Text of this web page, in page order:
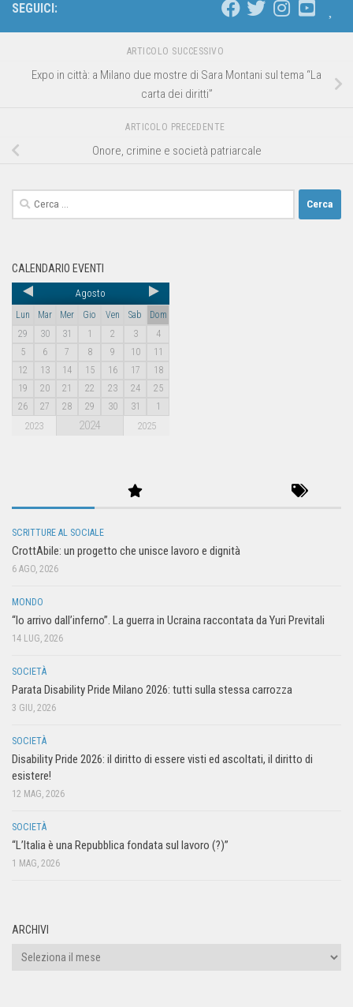
SEGUICI:
ARTICOLO SUCCESSIVO
Expo in città: a Milano due mostre di Sara Montani sul tema “La
carta dei diritti”
ARTICOLO PRECEDENTE
Onore, crimine e società patriarcale
CALENDARIO EVENTI
Agosto
Lun Mar Mer Gio Ven Sab
Dom
29
30 31 1 2 3
4
5
6 7 8 9 10
11
12
13 14 15 16 17
18
19
20 21 22 23 24
25
26
27 28 29 30 31 1
2023 2024 2025
SCRITTURE AL SOCIALE
CrottAbile: un progetto che unisce lavoro e dignità
6 AGO, 2026
MONDO
“Io arrivo dall’inferno”. La guerra in Ucraina raccontata da Yuri Previtali
14 LUG, 2026
SOCIETÀ
Parata Disability Pride Milano 2026: tutti sulla stessa carrozza
3 GIU, 2026
SOCIETÀ
Disability Pride 2026: il diritto di essere visti ed ascoltati, il diritto di
esistere!
12 MAG, 2026
SOCIETÀ
“L’Italia è una Repubblica fondata sul lavoro (?)”
1 MAG, 2026
ARCHIVI